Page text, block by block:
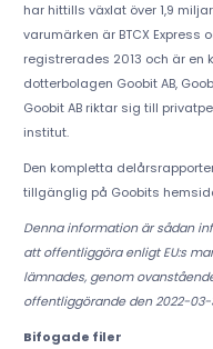
har hittills växlat över 1,9
varumärken är BTCX Express
registrerades 2013 och är en
dotterbolagen Goobit AB,
Goobit AB riktar sig till
institut.
Den kompletta
tillgänglig på Goobits
Denna information är sådan
att offentliggöra enligt EU:s
lämnades, genom
offentliggörande den 2022-03-
Bifogade filer